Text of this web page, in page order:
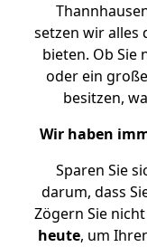
setzen wir alles
bieten. Ob Sie
oder ein
besitzen,
Wir haben
Sparen Sie
darum, dass
Zögern Sie
heute, um